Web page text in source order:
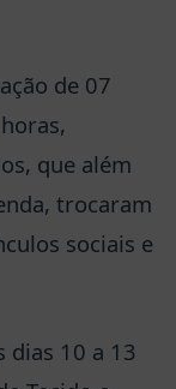
de 07
que além
trocaram
sociais e
dias 10 a 13